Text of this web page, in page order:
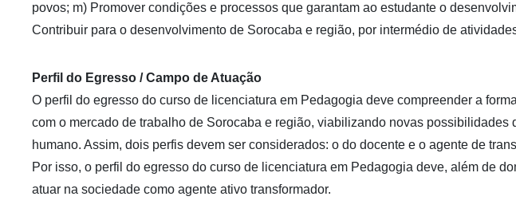
povos; m) Promover condições e processos que garantam ao estudante o
Contribuir para o desenvolvimento de Sorocaba e região, por intermédio de
Perfil do Egresso / Campo de Atuação
O perfil do egresso do curso de licenciatura em Pedagogia deve compreender a
com o mercado de trabalho de Sorocaba e região, viabilizando novas
humano. Assim, dois perfis devem ser considerados: o do docente e o agente de
Por isso, o perfil do egresso do curso de licenciatura em Pedagogia deve, além de
atuar na sociedade como agente ativo transformador.